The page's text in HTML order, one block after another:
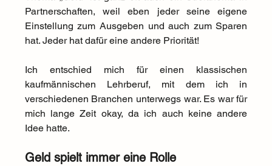
Partnerschaften, weil eben jeder seine eigene
Einstellung zum Ausgeben und auch zum Sparen
hat. Jeder hat dafür eine andere Priorität!
Ich entschied mich für einen klassischen
kaufmännischen Lehrberuf, mit dem ich in
verschiedenen Branchen unterwegs war. Es war für
mich lange Zeit okay, da ich auch keine andere
Idee hatte.
Geld spielt immer eine Rolle